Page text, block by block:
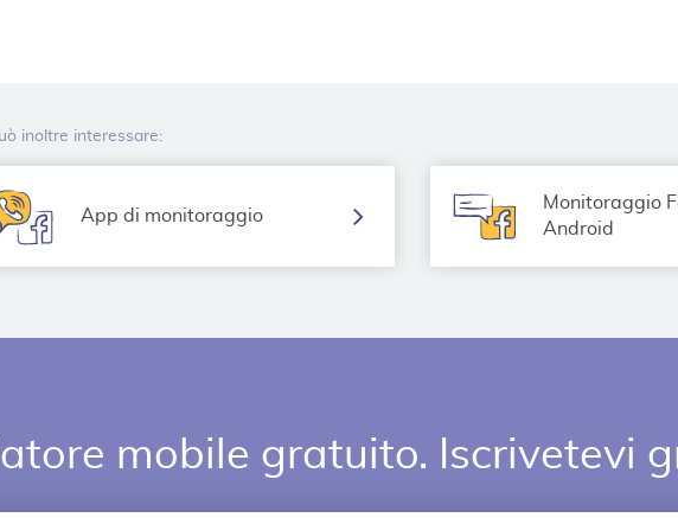
inoltre interessare:
App di monitoraggio
Monitoraggio
Android
mobile gratuito. Iscrivetevi